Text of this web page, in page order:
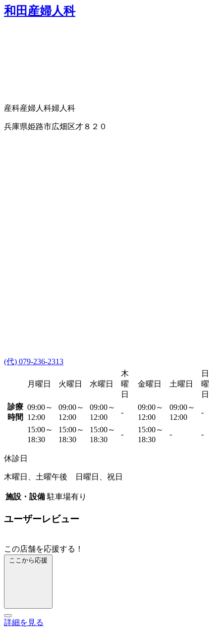
和田産婦人科
産科産婦人科婦人科
兵庫県姫路市広畑区才８２０
(代) 079-236-2313
月曜日 火曜日 水曜日
木
曜
日
金曜日 土曜日
日
曜
日
診療
時間
09:00～
12:00
09:00～
12:00
09:00～
12:00
-
09:00～
12:00
09:00～
12:00
-
15:00～
18:30
15:00～
18:30
15:00～
18:30
-
15:00～
18:30
- -
休診日
木曜日、土曜午後 日曜日、祝日
施設・設備 駐車場有り
ユーザーレビュー
この店舗を応援する！
ここから応援
詳細を見る